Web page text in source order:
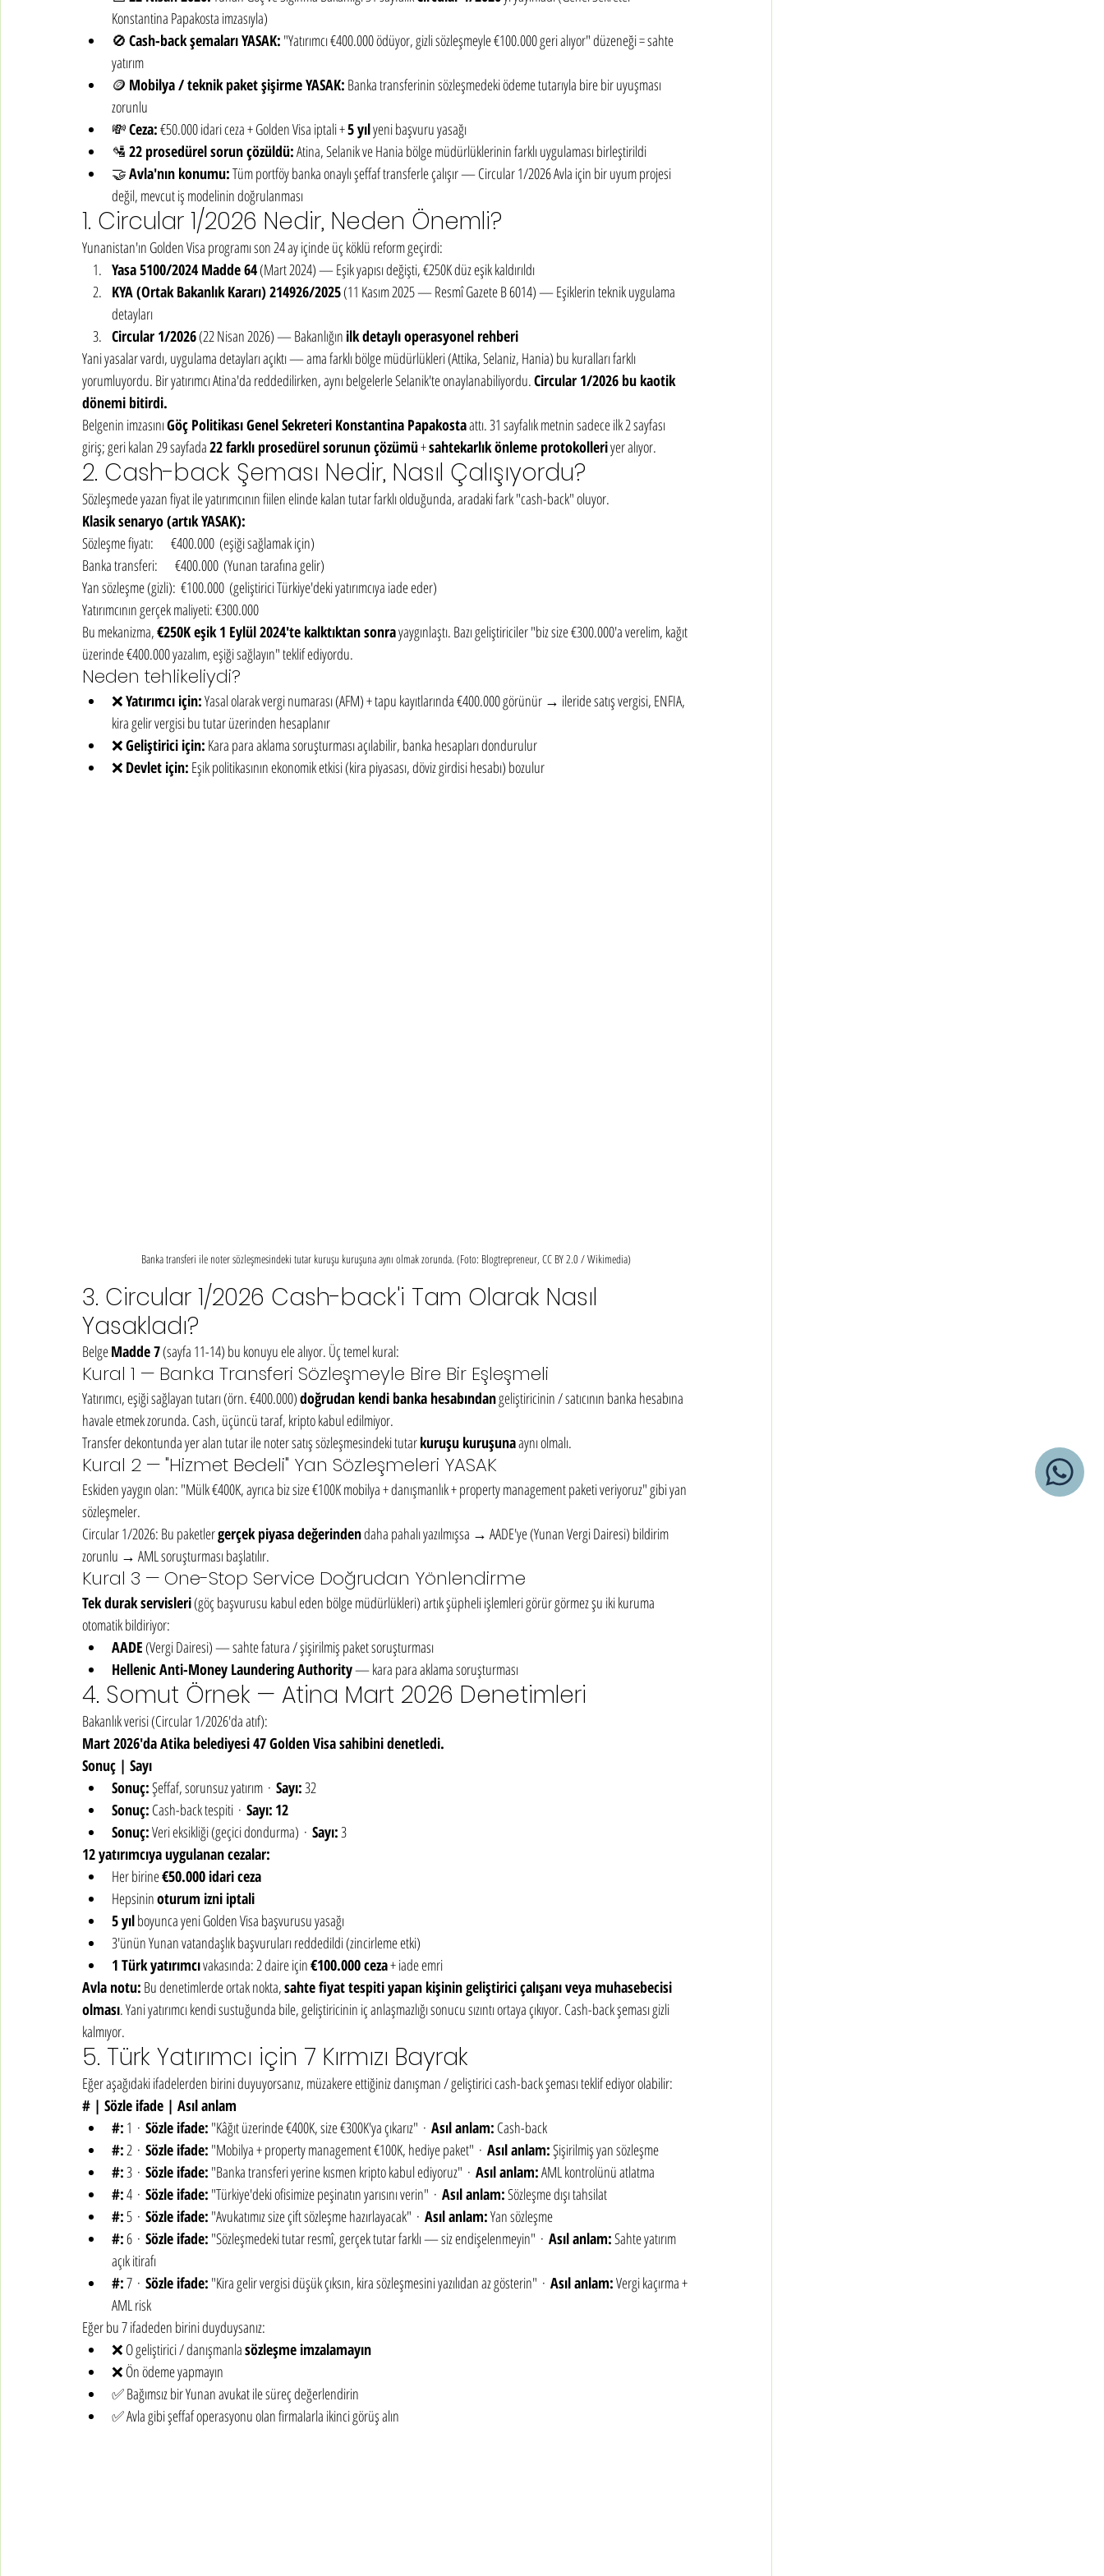
Konstantina Papakosta imzasıyla)
🚫 Cash-back şemaları YASAK: "Yatırımcı €400.000 ödüyor, gizli sözleşmeyle €100.000 geri alıyor" düzeneği = sahte
yatırım
🪙 Mobilya / teknik paket şişirme YASAK: Banka transferinin sözleşmedeki ödeme tutarıyla bire bir uyuşması
zorunlu
💸 Ceza: €50.000 idari ceza + Golden Visa iptali + 5 yıl yeni başvuru yasağı
🛂 22 prosedürel sorun çözüldü: Atina, Selanik ve Hania bölge müdürlüklerinin farklı uygulaması birleştirildi
🤝 Avla'nın konumu: Tüm portföy banka onaylı şeffaf transferle çalışır — Circular 1/2026 Avla için bir uyum projesi
değil, mevcut iş modelinin doğrulanması
1. Circular 1/2026 Nedir, Neden Önemli?
Yunanistan'ın Golden Visa programı son 24 ay içinde üç köklü reform geçirdi:
Yasa 5100/2024 Madde 64 (Mart 2024) — Eşik yapısı değişti, €250K düz eşik kaldırıldı
KYA (Ortak Bakanlık Kararı) 214926/2025 (11 Kasım 2025 — Resmî Gazete B 6014) — Eşiklerin teknik uygulama
detayları
Circular 1/2026 (22 Nisan 2026) — Bakanlığın ilk detaylı operasyonel rehberi
Yani yasalar vardı, uygulama detayları açıktı — ama farklı bölge müdürlükleri (Attika, Selaniz, Hania) bu kuralları farklı
yorumluyordu. Bir yatırımcı Atina'da reddedilirken, aynı belgelerle Selanik'te onaylanabiliyordu. Circular 1/2026 bu kaotik
dönemi bitirdi.
Belgenin imzasını Göç Politikası Genel Sekreteri Konstantina Papakosta attı. 31 sayfalık metnin sadece ilk 2 sayfası
giriş; geri kalan 29 sayfada 22 farklı prosedürel sorunun çözümü + sahtekarlık önleme protokolleri yer alıyor.
2. Cash-back Şeması Nedir, Nasıl Çalışıyordu?
Sözleşmede yazan fiyat ile yatırımcının fiilen elinde kalan tutar farklı olduğunda, aradaki fark "cash-back" oluyor.
Klasik senaryo (artık YASAK):
Sözleşme fiyatı:       €400.000  (eşiği sağlamak için)
Banka transferi:       €400.000  (Yunan tarafına gelir)
Yan sözleşme (gizli):  €100.000  (geliştirici Türkiye'deki yatırımcıya iade eder)
Yatırımcının gerçek maliyeti: €300.000
Bu mekanizma, €250K eşik 1 Eylül 2024'te kalktıktan sonra yaygınlaştı. Bazı geliştiriciler "biz size €300.000'a verelim, kağıt
üzerinde €400.000 yazalım, eşiği sağlayın" teklif ediyordu.
Neden tehlikeliydi?
❌ Yatırımcı için: Yasal olarak vergi numarası (AFM) + tapu kayıtlarında €400.000 görünür → ileride satış vergisi, ENFIA,
kira gelir vergisi bu tutar üzerinden hesaplanır
❌ Geliştirici için: Kara para aklama soruşturması açılabilir, banka hesapları dondurulur
❌ Devlet için: Eşik politikasının ekonomik etkisi (kira piyasası, döviz girdisi hesabı) bozulur
Banka transferi ile noter sözleşmesindeki tutar kuruşu kuruşuna aynı olmak zorunda. (Foto: Blogtrepreneur, CC BY 2.0 / Wikimedia)
3. Circular 1/2026 Cash-back'i Tam Olarak Nasıl
Yasakladı?
Belge Madde 7 (sayfa 11-14) bu konuyu ele alıyor. Üç temel kural:
Kural 1 — Banka Transferi Sözleşmeyle Bire Bir Eşleşmeli
Yatırımcı, eşiği sağlayan tutarı (örn. €400.000) doğrudan kendi banka hesabından geliştiricinin / satıcının banka hesabına
havale etmek zorunda. Cash, üçüncü taraf, kripto kabul edilmiyor.
Transfer dekontunda yer alan tutar ile noter satış sözleşmesindeki tutar kuruşu kuruşuna aynı olmalı.
Kural 2 — "Hizmet Bedeli" Yan Sözleşmeleri YASAK
Eskiden yaygın olan: "Mülk €400K, ayrıca biz size €100K mobilya + danışmanlık + property management paketi veriyoruz" gibi yan
sözleşmeler.
Circular 1/2026: Bu paketler gerçek piyasa değerinden daha pahalı yazılmışsa → AADE'ye (Yunan Vergi Dairesi) bildirim
zorunlu → AML soruşturması başlatılır.
Kural 3 — One-Stop Service Doğrudan Yönlendirme
Tek durak servisleri (göç başvurusu kabul eden bölge müdürlükleri) artık şüpheli işlemleri görür görmez şu iki kuruma
otomatik bildiriyor:
AADE (Vergi Dairesi) — sahte fatura / şişirilmiş paket soruşturması
Hellenic Anti-Money Laundering Authority — kara para aklama soruşturması
4. Somut Örnek — Atina Mart 2026 Denetimleri
Bakanlık verisi (Circular 1/2026'da atıf):
Mart 2026'da Atika belediyesi 47 Golden Visa sahibini denetledi.
Sonuç | Sayı
Sonuç: Şeffaf, sorunsuz yatırım  · Sayı: 32
Sonuç: Cash-back tespiti  · Sayı: 12
Sonuç: Veri eksikliği (geçici dondurma)  · Sayı: 3
12 yatırımcıya uygulanan cezalar:
Her birine €50.000 idari ceza
Hepsinin oturum izni iptali
5 yıl boyunca yeni Golden Visa başvurusu yasağı
3'ünün Yunan vatandaşlık başvuruları reddedildi (zincirleme etki)
1 Türk yatırımcı vakasında: 2 daire için €100.000 ceza + iade emri
Avla notu: Bu denetimlerde ortak nokta, sahte fiyat tespiti yapan kişinin geliştirici çalışanı veya muhasebecisi
olması. Yani yatırımcı kendi sustuğunda bile, geliştiricinin iç anlaşmazlığı sonucu sızıntı ortaya çıkıyor. Cash-back şeması gizli
kalmıyor.
5. Türk Yatırımcı için 7 Kırmızı Bayrak
Eğer aşağıdaki ifadelerden birini duyuyorsanız, müzakere ettiğiniz danışman / geliştirici cash-back şeması teklif ediyor olabilir:
# | Sözle ifade | Asıl anlam
#: 1  · Sözle ifade: "Kâğıt üzerinde €400K, size €300K'ya çıkarız"  · Asıl anlam: Cash-back
#: 2  · Sözle ifade: "Mobilya + property management €100K, hediye paket"  · Asıl anlam: Şişirilmiş yan sözleşme
#: 3  · Sözle ifade: "Banka transferi yerine kısmen kripto kabul ediyoruz"  · Asıl anlam: AML kontrolünü atlatma
#: 4  · Sözle ifade: "Türkiye'deki ofisimize peşinatın yarısını verin"  · Asıl anlam: Sözleşme dışı tahsilat
#: 5  · Sözle ifade: "Avukatımız size çift sözleşme hazırlayacak"  · Asıl anlam: Yan sözleşme
#: 6  · Sözle ifade: "Sözleşmedeki tutar resmî, gerçek tutar farklı — siz endişelenmeyin"  · Asıl anlam: Sahte yatırım
açık itirafı
#: 7  · Sözle ifade: "Kira gelir vergisi düşük çıksın, kira sözleşmesini yazılıdan az gösterin"  · Asıl anlam: Vergi kaçırma +
AML risk
Eğer bu 7 ifadeden birini duyduysanız:
❌ O geliştirici / danışmanla sözleşme imzalamayın
❌ Ön ödeme yapmayın
✅ Bağımsız bir Yunan avukat ile süreç değerlendirin
✅ Avla gibi şeffaf operasyonu olan firmalarla ikinci görüş alın